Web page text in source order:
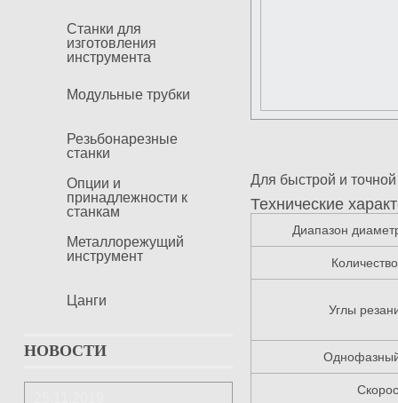
Станки для
изготовления
инструмента
Модульные трубки
Резьбонарезные
станки
Опции и
принадлежности к
станкам
Металлорежущий
инструмент
Цанги
НОВОСТИ
Для быстрой и
Технические
Диапазон
Углы
Однофазный